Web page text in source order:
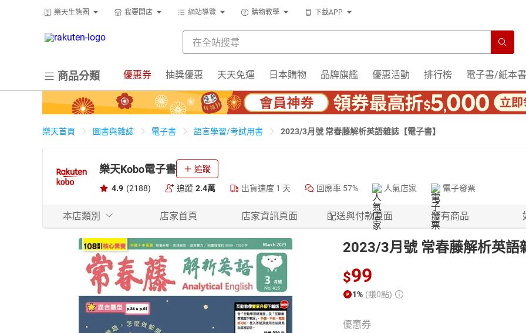
樂天生態圈 我要開店 網站導覽 購物教學 下載APP
商品分類 優惠券 抽獎優惠 天天免運 日本購物 品牌旗艦 優惠活動 排行榜 電子書/紙本書
樂天首頁 圖書與雜誌 電子書 語言學習/考試用書 2023/3月號 常春藤解析英語雜誌【電子書】
樂天Kobo電子書 追蹤
4.9 (2188) 追蹤 2.4萬 出貨速度 1 天 回應率 57% 人氣店家 電子發票
本店類別 店家首頁 店家資訊頁面 配送與付款頁面 所有商品
2023/3月號 常春藤解析英語
$99
1% (賺0點)
優惠券